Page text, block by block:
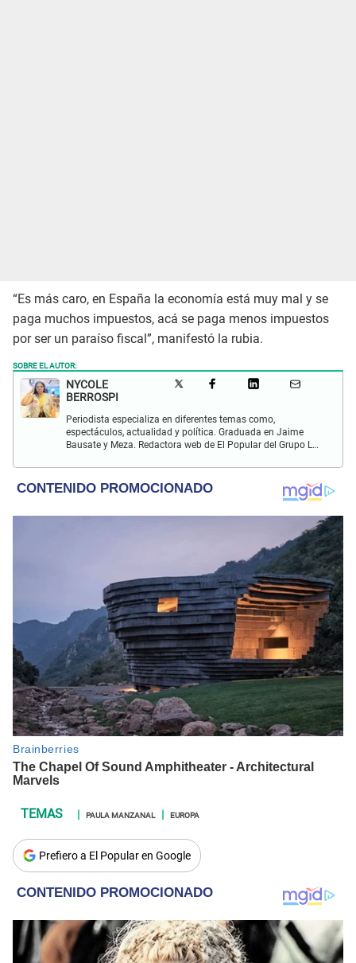
“Es más caro, en España la economía está muy mal y se
paga muchos impuestos, acá se paga menos impuestos
por ser un paraíso fiscal”, manifestó la rubia.
SOBRE EL AUTOR:
NYCOLE
BERROSPI
Periodista especializa en diferentes temas como,
espectáculos, actualidad y política. Graduada en Jaime
Bausate y Meza. Redactora web de El Popular del Grupo La
producción de televisión.
PAULA MANZANAL EUROPA
Prefiero a El Popular en Google